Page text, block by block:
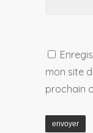
mon site
prochain